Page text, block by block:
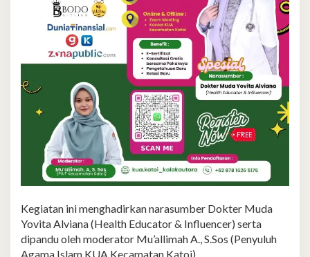
Kegiatan ini menghadirkan narasumber Dokter Muda
Yovita Alviana (Health Educator & Influencer) serta
dipandu oleh moderator Mu’allimah A., S.Sos (Penyuluh
Agama Islam KUA Kecamatan Katoi).